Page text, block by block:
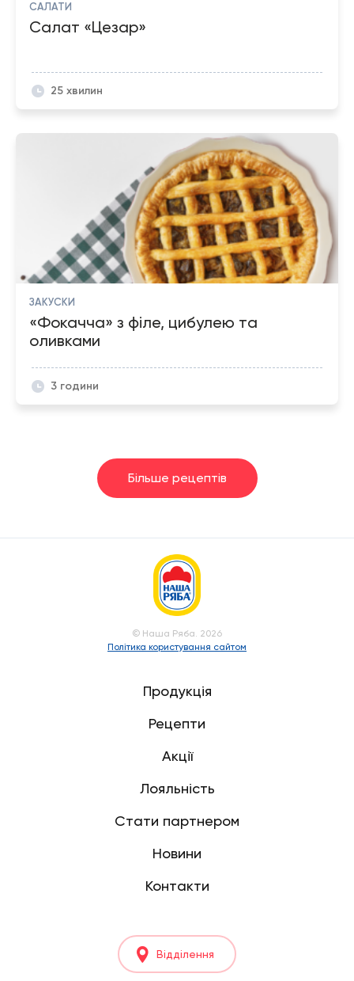
САЛАТИ
Салат «Цезар»
25 хвилин
ЗАКУСКИ
«Фокачча»‎ з філе, цибулею та
оливками
3 години
Більше рецептів
© Наша Ряба. 2026
Політика користування сайтом
Продукція
Рецепти
Акції
Лояльність
Стати партнером
Новини
Контакти
Відділення